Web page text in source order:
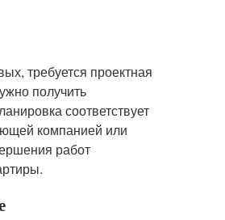
требуется проектная
получить
соответствует
компанией или
работ